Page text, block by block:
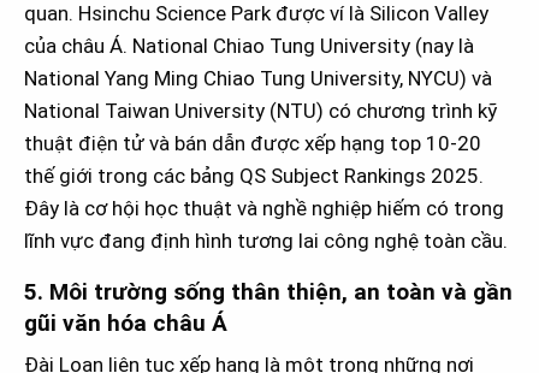
quan. Hsinchu Science Park được ví là Silicon Valley
của châu Á. National Chiao Tung University (nay là
National Yang Ming Chiao Tung University, NYCU) và
National Taiwan University (NTU) có chương trình kỹ
thuật điện tử và bán dẫn được xếp hạng top 10-20
thế giới trong các bảng QS Subject Rankings 2025.
Đây là cơ hội học thuật và nghề nghiệp hiếm có trong
lĩnh vực đang định hình tương lai công nghệ toàn cầu.
5. Môi trường sống thân thiện, an toàn và gần
gũi văn hóa châu Á
Đài Loan liên tục xếp hạng là một trong những nơi